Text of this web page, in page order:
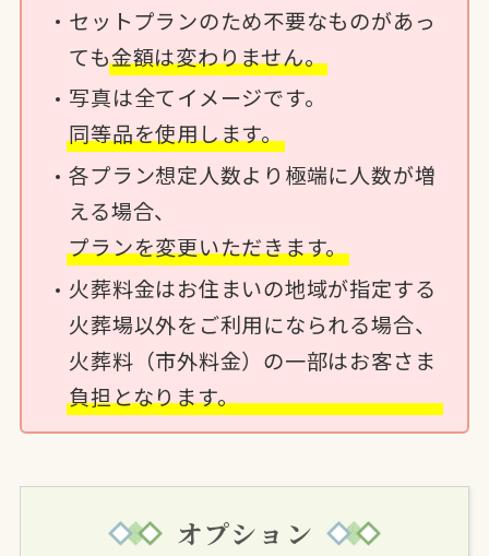
セットプランのため不要なものがあっ
ても金額は変わりません。
写真は全てイメージです。
同等品を使用します。
各プラン想定人数より極端に人数が増
える場合、
プランを変更いただきます。
火葬料金はお住まいの地域が指定する
火葬場以外をご利用になられる場合、
火葬料（市外料金）の一部はお客さま
負担となります。
オプション